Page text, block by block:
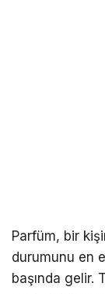
Parfüm, bir
durumunu en
başında gelir.